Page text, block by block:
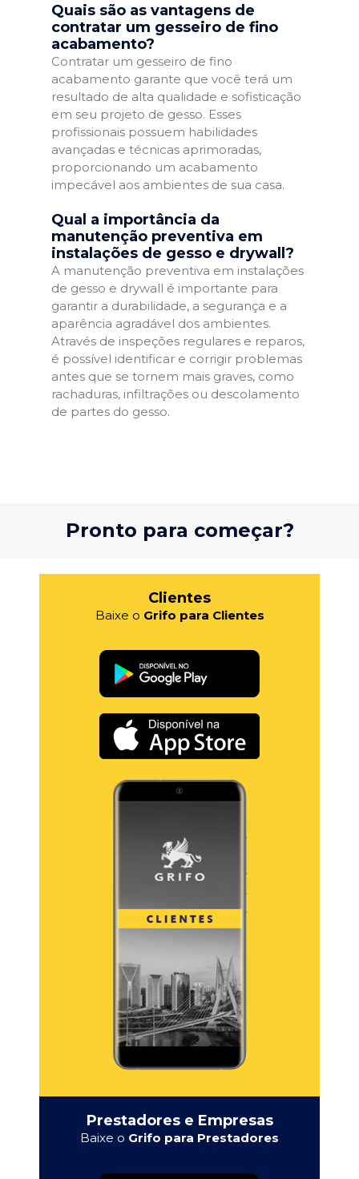
Quais são as vantagens de
contratar um gesseiro de fino
acabamento?
Contratar um gesseiro de fino
acabamento garante que você terá um
resultado de alta qualidade e sofisticação
em seu projeto de gesso. Esses
profissionais possuem habilidades
avançadas e técnicas aprimoradas,
proporcionando um acabamento
impecável aos ambientes de sua casa.
Qual a importância da
manutenção preventiva em
instalações de gesso e drywall?
A manutenção preventiva em instalações
de gesso e drywall é importante para
garantir a durabilidade, a segurança e a
aparência agradável dos ambientes.
Através de inspeções regulares e reparos,
é possível identificar e corrigir problemas
antes que se tornem mais graves, como
rachaduras, infiltrações ou descolamento
de partes do gesso.
Pronto para começar?
Clientes
Baixe o Grifo para Clientes
Prestadores e Empresas
Baixe o Grifo para Prestadores